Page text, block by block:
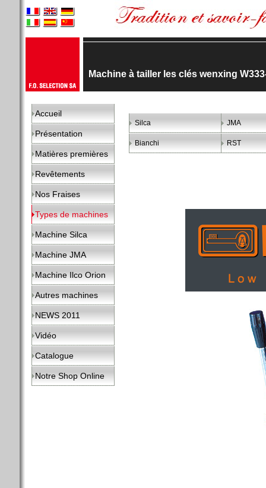
Machine à tailler les clés wenxing
Accueil
Présentation
Matières premières
Revêtements
Nos Fraises
Types de machines
Machine Silca
Machine JMA
Machine Ilco Orion
Autres machines
NEWS 2011
Vidéo
Catalogue
Notre Shop Online
Silca JMA
Bianchi RST